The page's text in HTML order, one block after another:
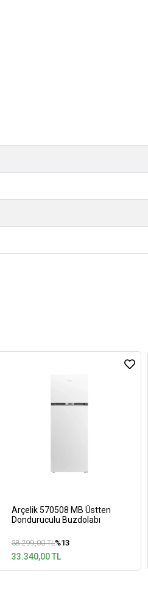
Arçelik 570508 MB Üstten
Donduruculu Buzdolabı
38.299,00 TL%13
33.340,00 TL